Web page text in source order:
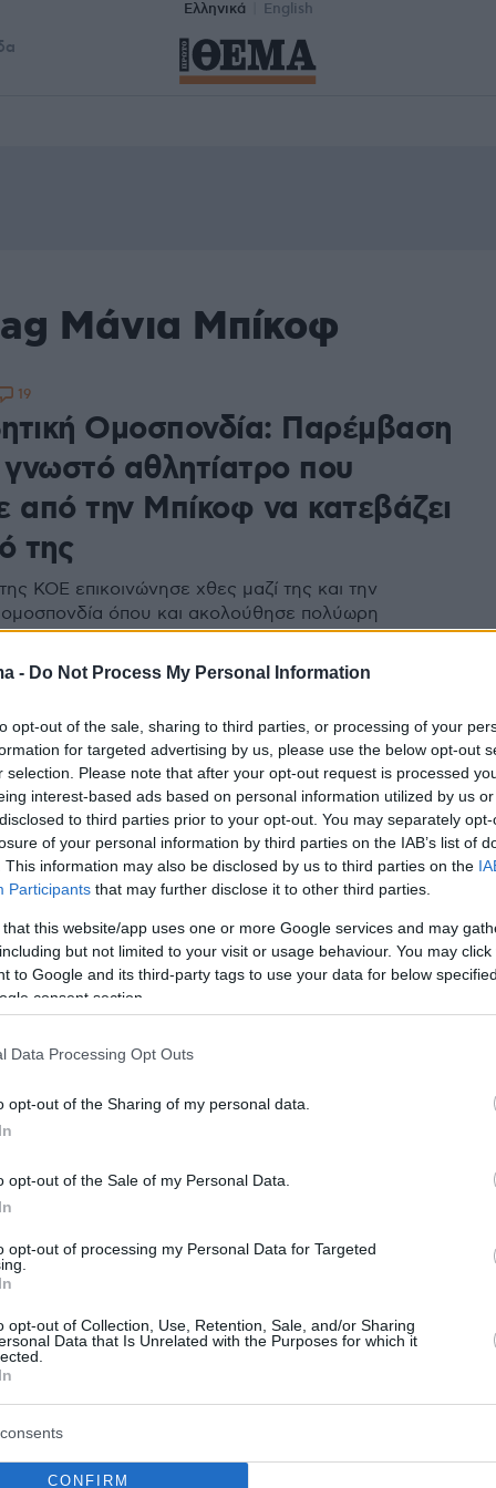
- Do Not Process My Personal Information
opt-out of the sale, sharing to third parties, or processing of your
for targeted advertising by us, please use the below opt-out
selection. Please note that after your opt-out request is processed
interest-based ads based on personal information utilized by us
to third parties prior to your opt-out. You may separately
of your personal information by third parties on the IAB’s list of
This information may also be disclosed by us to third parties on the
Participants that may further disclose it to other third parties.
that this website/app uses one or more Google services and may
but not limited to your visit or usage behaviour. You may
to Google and its third-party tags to use your data for below
consent section.
Data Processing Opt Outs
opt-out of the Sharing of my personal data.
opt-out of the Sale of my Personal Data.
opt-out of processing my Personal Data for Targeted
opt-out of Collection, Use, Retention, Sale, and/or Sharing
Data that Is Unrelated with the Purposes for which it
CONFIRM
Ελληνικά English
Μάνια Μπίκοφ
Ομοσπονδία: Παρέμβαση
γνωστό αθλητίατρο που
από την Μπίκοφ να κατεβάζει
της
ΚΟΕ επικοινώνησε χθες μαζί της και την
όπου και ακολούθησε πολύωρη
ίδιο, τον Γ.Γ, και την εκτελεστική επιτροπή
19
Γνωστός αθλητίατρος
της ζητούσε να κατεβάζει
της
και την χροιά της φωνής του, που με δυο λέξεις
δεν θα το ξεχάσω ποτέ. Ηχεί στα αυτιά μου, ξανά
η πρώην διεθνής πολίστρια
εξελίξεων μετά τις
καταγγέλλουν σεξουαλική
και με διακρίσεις στο χώρο τους,
μιλήσουν για τις ανάρμοστες συμπεριφορές των
δέκτες, στα χρόνια της νιότης τους